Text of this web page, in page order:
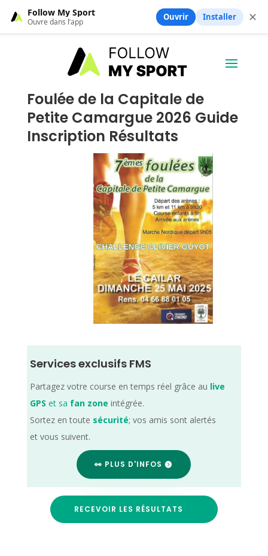
Foulée de la Capitale de
Petite Camargue 2026 Guide
Inscription Résultats
Services exclusifs FMS
Partagez votre course en temps réel grâce au live
GPS et sa fan zone intégrée.
Sortez en toute sécurité; vos amis sont alertés
et vous suivent.
👀 PLUS D'INFOS
RECEVOIR LES RÉSULTATS
Follow My Sport
Ouvre dans l’app Ouvrir Installer ✕